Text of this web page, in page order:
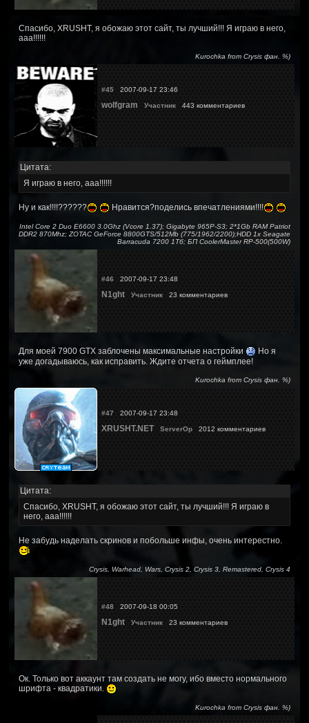
Спасибо, XRUSHT, я обожаю этот сайт, ты лучший!!! Я играю в него,
ааа!!!!!!
Kurochka from Crysis фан. %)
#45 2007-09-17 23:46
wolfgram Участник 443 комментариев
Цитата:
Я играю в него, ааа!!!!!!
Ну и как!!!!?????? Нравится?поделись впечатлениями!!!!
Intel Core 2 Duo E6600 3.0Ghz (Vcore 1.37); Gigabyte 965P-S3; 2*1Gb RAM Patriot
DDR2 870Mhz; ZOTAC GeForce 8800GTS/512Mb (775/1962/2200);HDD 1x Seagate
Barracuda 7200 1Тб; БП CoolerMaster RP-500(500W)
#46 2007-09-17 23:48
N1ght Участник 23 комментариев
Для моей 7900 GTX заблочены максимальные настройки
Но я
уже догадываюсь, как исправить. Ждите отчета о геймплее!
Kurochka from Crysis фан. %)
#47 2007-09-17 23:48
XRUSHT.NET ServerOp 2012 комментариев
Цитата:
Спасибо, XRUSHT, я обожаю этот сайт, ты лучший!!! Я играю в
него, ааа!!!!!!
Не забудь наделать скринов и побольше инфы, очень интерестно.
Crysis, Warhead, Wars, Crysis 2, Crysis 3, Remastered, Crysis 4
#48 2007-09-18 00:05
N1ght Участник 23 комментариев
Ок. Только вот аккаунт там создать не могу, ибо вместо нормального
шрифта - квадратики.
Kurochka from Crysis фан. %)